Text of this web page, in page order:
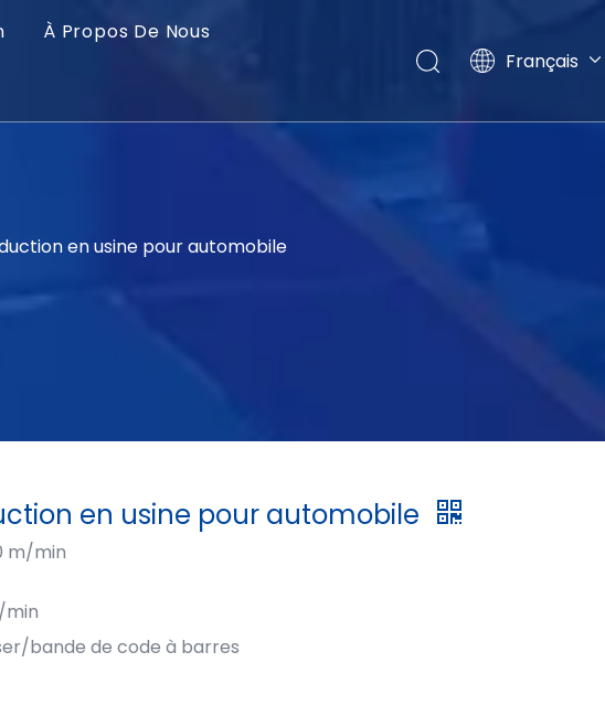
À Propos De Nous
Français
العربية
en usine pour automobile
en usine pour automobile
m/min
min
bande de code à barres